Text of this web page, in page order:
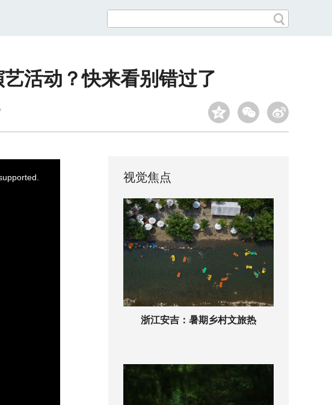
活动？快来看别错过了
视觉焦点
浙江安吉：暑期乡村文旅热